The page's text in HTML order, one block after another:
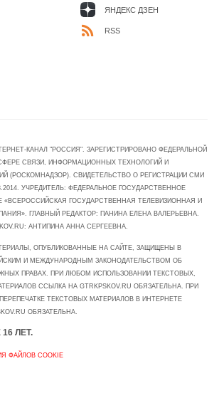
ЯНДЕКС ДЗЕН
RSS
КАНАЛ "РОССИЯ". ЗАРЕГИСТРИРОВАНО ФЕДЕРАЛЬНОЙ
СВЯЗИ, ИНФОРМАЦИОННЫХ ТЕХНОЛОГИЙ И
(РОСКОМНАДЗОР). СВИДЕТЕЛЬСТВО О РЕГИСТРАЦИИ СМИ
УЧРЕДИТЕЛЬ: ФЕДЕРАЛЬНОЕ ГОСУДАРСТВЕННОЕ
«ВСЕРОССИЙСКАЯ ГОСУДАРСТВЕННАЯ ТЕЛЕВИЗИОННАЯ И
ГЛАВНЫЙ РЕДАКТОР: ПАНИНА ЕЛЕНА ВАЛЕРЬЕВНА.
АНТИПИНА АННА СЕРГЕЕВНА.
ОПУБЛИКОВАННЫЕ НА САЙТЕ, ЗАЩИЩЕНЫ В
И МЕЖДУНАРОДНЫМ ЗАКОНОДАТЕЛЬСТВОМ ОБ
ПРАВАХ. ПРИ ЛЮБОМ ИСПОЛЬЗОВАНИИ ТЕКСТОВЫХ,
ССЫЛКА НА GTRKPSKOV.RU ОБЯЗАТЕЛЬНА. ПРИ
ТЕКСТОВЫХ МАТЕРИАЛОВ В ИНТЕРНЕТЕ
ОБЯЗАТЕЛЬНА.
ЛЕТ.
ФАЙЛОВ COOKIE